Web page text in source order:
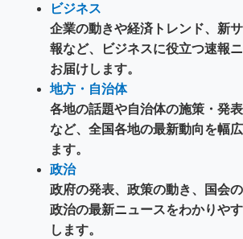
ビジネス
企業の動きや経済トレンド、新
報など、ビジネスに役立つ速報
お届けします。
地方・自治体
各地の話題や自治体の施策・発
など、全国各地の最新動向を幅
ます。
政治
政府の発表、政策の動き、国会
政治の最新ニュースをわかりや
します。